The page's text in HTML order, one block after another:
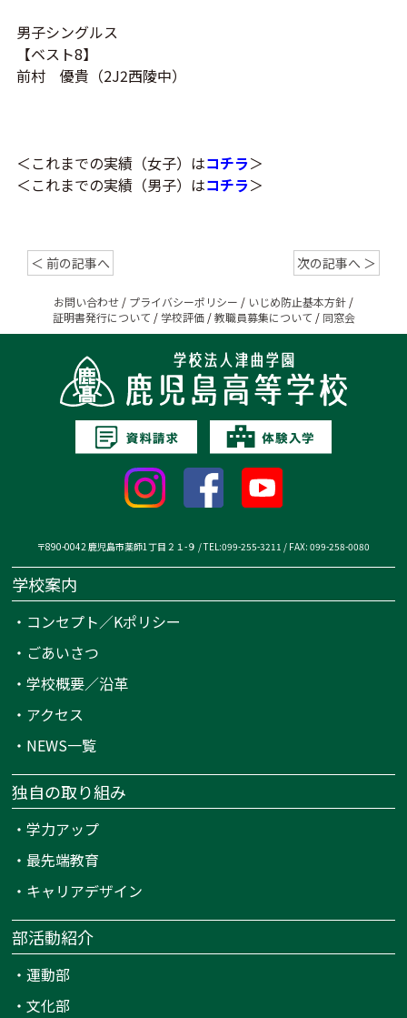
男子シングルス
【ベスト8】
前村 優貴（2J2西陵中）
＜これまでの実績（女子）はコチラ＞
＜これまでの実績（男子）はコチラ＞
＜ 前の記事へ 次の記事へ ＞
お問い合わせ / プライバシーポリシー / いじめ防止基本方針 /
証明書発行について / 学校評価/教職員募集について / 同窓会
〒890-0042 鹿児島市薬師1丁目２１-９ / TEL:099-255-3211 / FAX: 099-258-0080
学校案内
・ コンセプト／Kポリシー
・ ごあいさつ
・学校概要／沿革
・ アクセス
・ NEWS一覧
独自の取り組み
・学力アップ
・最先端教育
・ キャリアデザイン
部活動紹介
・運動部
・文化部